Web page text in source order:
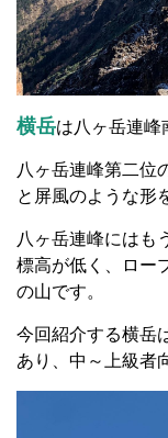
横岳は八ヶ岳連峰
八ヶ岳連峰第二位
と屏風のような形
八ヶ岳連峰にはも
標高が低く、ロー
の山です。
今回紹介する横岳
あり、中～上級者